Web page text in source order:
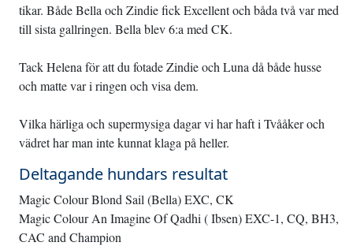
tikar. Både Bella och Zindie fick Excellent och båda två var med
till sista gallringen. Bella blev 6:a med CK.
Tack Helena för att du fotade Zindie och Luna då både husse
och matte var i ringen och visa dem.
Vilka härliga och supermysiga dagar vi har haft i Tvååker och
vädret har man inte kunnat klaga på heller.
Deltagande hundars resultat
Magic Colour Blond Sail (Bella) EXC, CK
Magic Colour An Imagine Of Qadhi ( Ibsen) EXC-1, CQ, BH3,
CAC and Champion